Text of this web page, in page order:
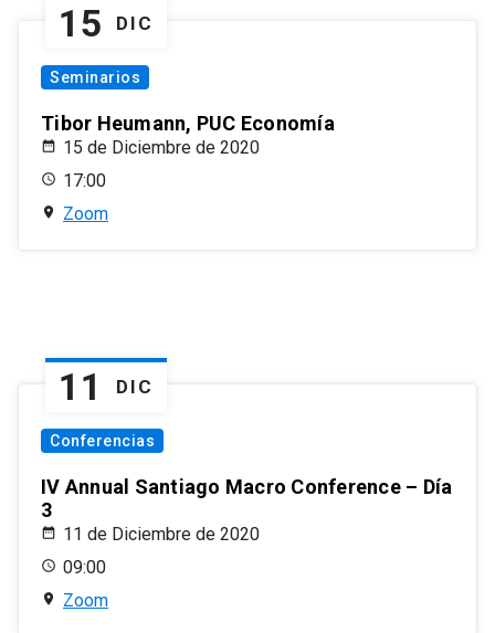
15 DIC
Seminarios
Tibor Heumann, PUC Economía
15 de Diciembre de 2020
17:00
Zoom
11 DIC
Conferencias
IV Annual Santiago Macro Conference – Día
3
11 de Diciembre de 2020
09:00
Zoom